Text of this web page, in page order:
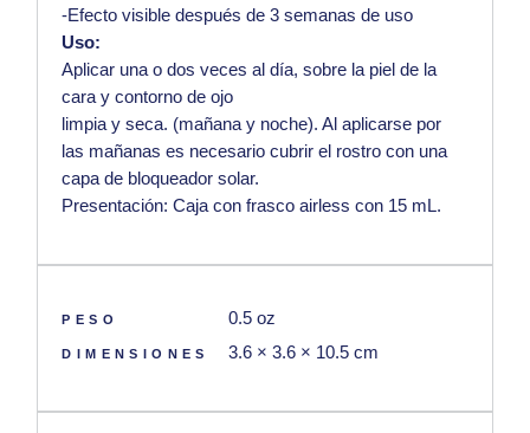
-Efecto visible después de 3 semanas de uso
Uso:
Aplicar una o dos veces al día, sobre la piel de la
cara y contorno de ojo
limpia y seca. (mañana y noche). Al aplicarse por
las mañanas es necesario cubrir el rostro con una
capa de bloqueador solar.
Presentación: Caja con frasco airless con 15 mL.
PESO 0.5 oz
DIMENSIONES 3.6 × 3.6 × 10.5 cm